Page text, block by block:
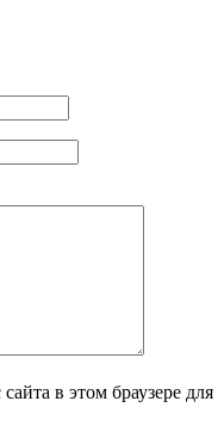
в этом браузере для